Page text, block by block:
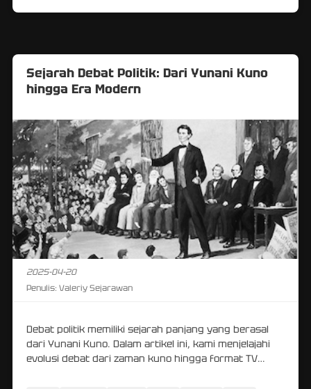
Sejarah Debat Politik: Dari Yunani Kuno
hingga Era Modern
2025-04-20
Penulis: Valeriy Sejarawan
Debat politik memiliki sejarah panjang yang berasal
dari Yunani Kuno. Dalam artikel ini, kami menjelajahi
evolusi debat dari zaman kuno hingga format TV